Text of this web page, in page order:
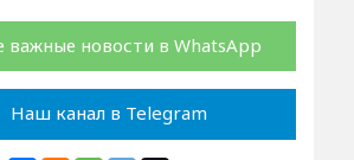
важные новости в WhatsApp
Наш канал в Telegram